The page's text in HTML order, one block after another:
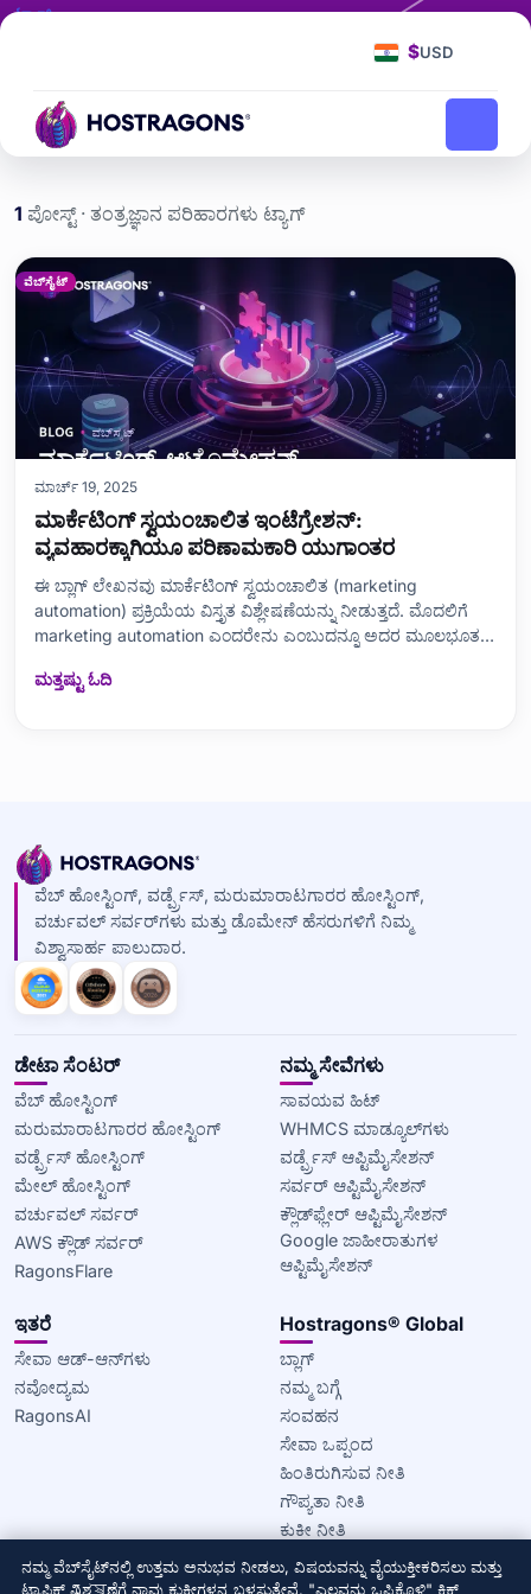
$USD
ಟ್ಯಾಗ್
ತಂತ್ರಜ್ಞಾನ ಪರಿಹಾರಗಳು
ಮುಖಪುಟ ಬ್ಲಾಗ್ ತಂತ್ರಜ್ಞಾನ ಪರಿಹಾರಗಳು
1 ಪೋಸ್ಟ್ · ತಂತ್ರಜ್ಞಾನ ಪರಿಹಾರಗಳು ಟ್ಯಾಗ್
ತಂತ್ರಜ್ಞಾನ ಪರಿಹಾರಗಳು
ವೆಬ್‌ಸೈಟ್
ಮಾರ್ಚ್ 19, 2025
ಮಾರ್ಕೆಟಿಂಗ್ ಸ್ವಯಂಚಾಲಿತ ಇಂಟೆಗ್ರೇಶನ್:
ವ್ಯವಹಾರಕ್ಕಾಗಿಯೂ ಪರಿಣಾಮಕಾರಿ ಯುಗಾಂತರ
ಈ ಬ್ಲಾಗ್ ಲೇಖನವು ಮಾರ್ಕೆಟಿಂಗ್ ಸ್ವಯಂಚಾಲಿತ (marketing
automation) ಪ್ರಕ್ರಿಯೆಯ ವಿಸ್ತೃತ ವಿಶ್ಲೇಷಣೆಯನ್ನು ನೀಡುತ್ತದೆ. ಮೊದಲಿಗೆ
marketing automation ಎಂದರೇನು ಎಂಬುದನ್ನೂ ಅದರ ಮೂಲಭೂತ
ಮೂಲಕವಾಗಿ ಚರ್ಚಿಸುತ್ತದೆ. ಪರಿಣಾಮಕಾರಿ ಬಳಕೆಗಾಗಿ ಟಿಪ್‌ಗಳು ನೀಡುತ್ತ,
ಮತ್ತಷ್ಟು ಓದಿ
ವೆಬ್ ಹೋಸ್ಟಿಂಗ್, ವರ್ಡ್ಪ್ರೆಸ್, ಮರುಮಾರಾಟಗಾರರ ಹೋಸ್ಟಿಂಗ್,
ವರ್ಚುವಲ್ ಸರ್ವರ್‌ಗಳು ಮತ್ತು ಡೊಮೇನ್ ಹೆಸರುಗಳಿಗೆ ನಿಮ್ಮ
ವಿಶ್ವಾಸಾರ್ಹ ಪಾಲುದಾರ.
ಡೇಟಾ ಸೆಂಟರ್
ವೆಬ್ ಹೋಸ್ಟಿಂಗ್
ಮರುಮಾರಾಟಗಾರರ ಹೋಸ್ಟಿಂಗ್
ವರ್ಡ್ಪ್ರೆಸ್ ಹೋಸ್ಟಿಂಗ್
ಮೇಲ್ ಹೋಸ್ಟಿಂಗ್
ವರ್ಚುವಲ್ ಸರ್ವರ್
AWS ಕ್ಲೌಡ್ ಸರ್ವರ್
RagonsFlare
ನಮ್ಮ ಸೇವೆಗಳು
ಸಾವಯವ ಹಿಟ್
WHMCS ಮಾಡ್ಯೂಲ್‌ಗಳು
ವರ್ಡ್ಪ್ರೆಸ್ ಆಪ್ಟಿಮೈಸೇಶನ್
ಸರ್ವರ್ ಆಪ್ಟಿಮೈಸೇಶನ್
ಕ್ಲೌಡ್‌ಫ್ಲೇರ್ ಆಪ್ಟಿಮೈಸೇಶನ್
Google ಜಾಹೀರಾತುಗಳ
ಆಪ್ಟಿಮೈಸೇಶನ್
ಇತರೆ
ಸೇವಾ ಆಡ್-ಆನ್‌ಗಳು
ನವೋದ್ಯಮ
RagonsAI
Hostragons® Global
ಬ್ಲಾಗ್
ನಮ್ಮ ಬಗ್ಗೆ
ಸಂವಹನ
ಸೇವಾ ಒಪ್ಪಂದ
ಹಿಂತಿರುಗಿಸುವ ನೀತಿ
ಗೌಪ್ಯತಾ ನೀತಿ
ಕುಕೀ ನೀತಿ
© 2020–2026 Hostragons® Global —Draconis Infrastructure,
ನಮ್ಮ ವೆಬ್‌ಸೈಟ್‌ನಲ್ಲಿ ಉತ್ತಮ ಅನುಭವ ನೀಡಲು, ವಿಷಯವನ್ನು ವೈಯುಕ್ತೀಕರಿಸಲು ಮತ್ತು
ಟ್ರಾಫಿಕ್ ವಿಶ್ಲেষಣೆಗೆ ನಾವು ಕುಕೀಗಳನ್ನ ಬಳಸುತ್ತೇವೆ. "ಎಲ್ಲವನ್ನು ಒಪ್ಪಿಕೊಳ್ಳಿ" ಕ್ಲಿಕ್